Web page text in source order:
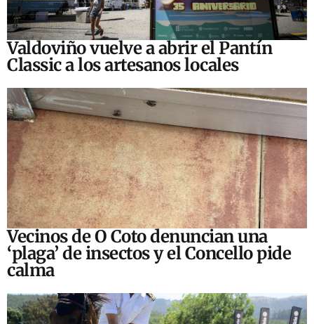
Valdoviño vuelve a abrir el Pantín
Classic a los artesanos locales
Vecinos de O Coto denuncian una
‘plaga’ de insectos y el Concello pide
calma